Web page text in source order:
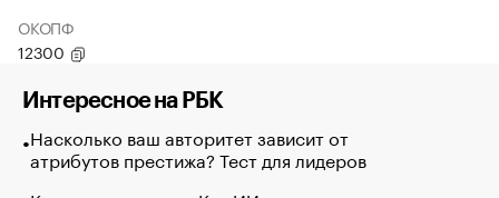
ОКОПФ
12300
Интересное на РБК
Насколько ваш авторитет зависит от
атрибутов престижа? Тест для лидеров